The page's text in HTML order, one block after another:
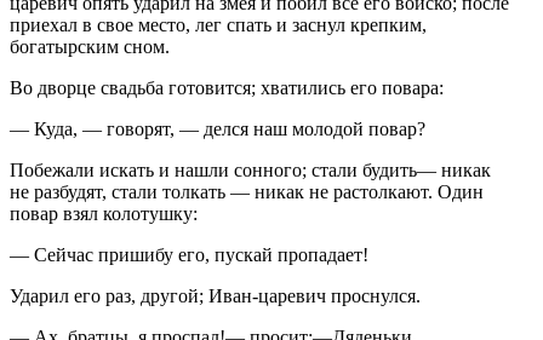
приехал в свое место, лег спать и заснул крепким,
богатырским сном.
Во дворце свадьба готовится; хватились его повара:
— Куда, — говорят, — делся наш молодой повар?
Побежали искать и нашли сонного; стали будить— никак
не разбудят, стали толкать — никак не растолкают. Один
повар взял колотушку:
— Сейчас пришибу его, пускай пропадает!
Ударил его раз, другой; Иван-царевич проснулся.